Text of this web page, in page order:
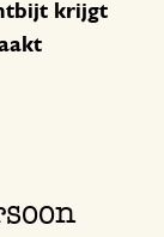
krijgt